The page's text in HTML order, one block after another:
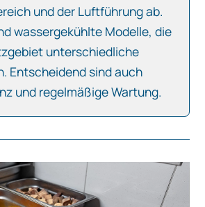
und der Luftführung ab.
wassergekühlte Modelle, die
unterschiedliche
Entscheidend sind auch
und regelmäßige Wartung.